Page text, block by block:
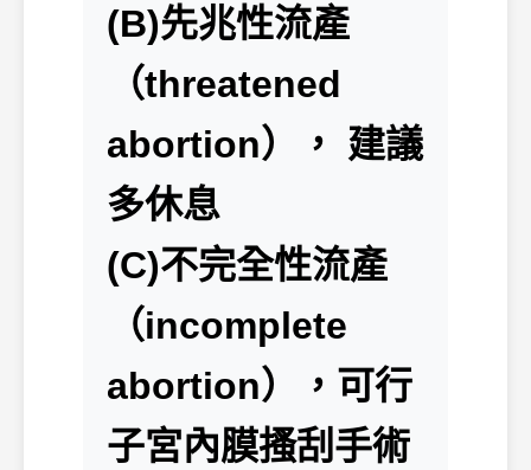
(B)先兆性流產
（threatened
abortion）， 建議
多休息
(C)不完全性流產
（incomplete
abortion），可行
子宮內膜搔刮手術